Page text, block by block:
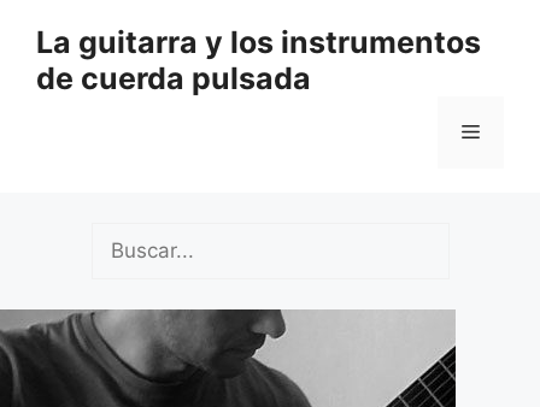
contenido
La guitarra y los instrumentos
de cuerda pulsada
Menú